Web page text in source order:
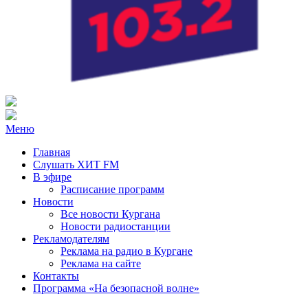
Радио ХИТ FM Курган
103.2 FM
Меню
Главная
Слушать ХИТ FM
В эфире
Расписание программ
Новости
Все новости Кургана
Новости радиостанции
Рекламодателям
Реклама на радио в Кургане
Реклама на сайте
Контакты
Программа «На безопасной волне»